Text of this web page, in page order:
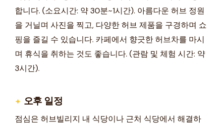
합니다. (소요시간: 약 30분~1시간). 아름다운 허브 정원
을 거닐며 사진을 찍고, 다양한 허브 제품을 구경하며 쇼
핑을 즐길 수 있습니다. 카페에서 향긋한 허브차를 마시
며 휴식을 취하는 것도 좋습니다. (관람 및 체험 시간: 약
3시간).
오후 일정
점심은 허브빌리지 내 식당이나 근처 식당에서 해결하